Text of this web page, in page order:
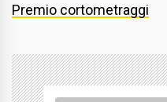
Premio cortometraggi